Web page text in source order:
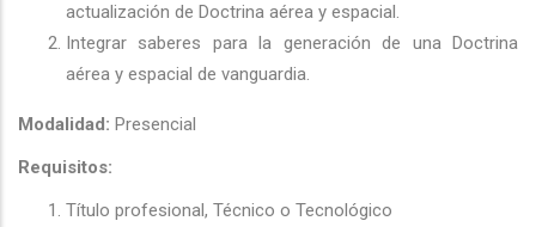
actualización de Doctrina aérea y espacial.
Integrar saberes para la generación de una Doctrina
aérea y espacial de vanguardia.
Modalidad: Presencial
Requisitos:
Título profesional, Técnico o Tecnológico